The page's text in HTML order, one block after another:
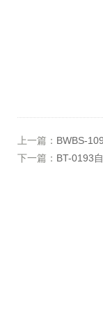
上一篇： BWBS-
下一篇： BT-0193